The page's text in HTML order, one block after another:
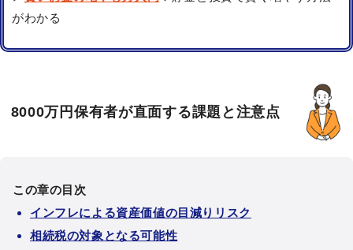
がわかる
8000万円保有者が直面する課題と注意点
この章の目次
インフレによる資産価値の目減りリスク
相続税の対象となる可能性